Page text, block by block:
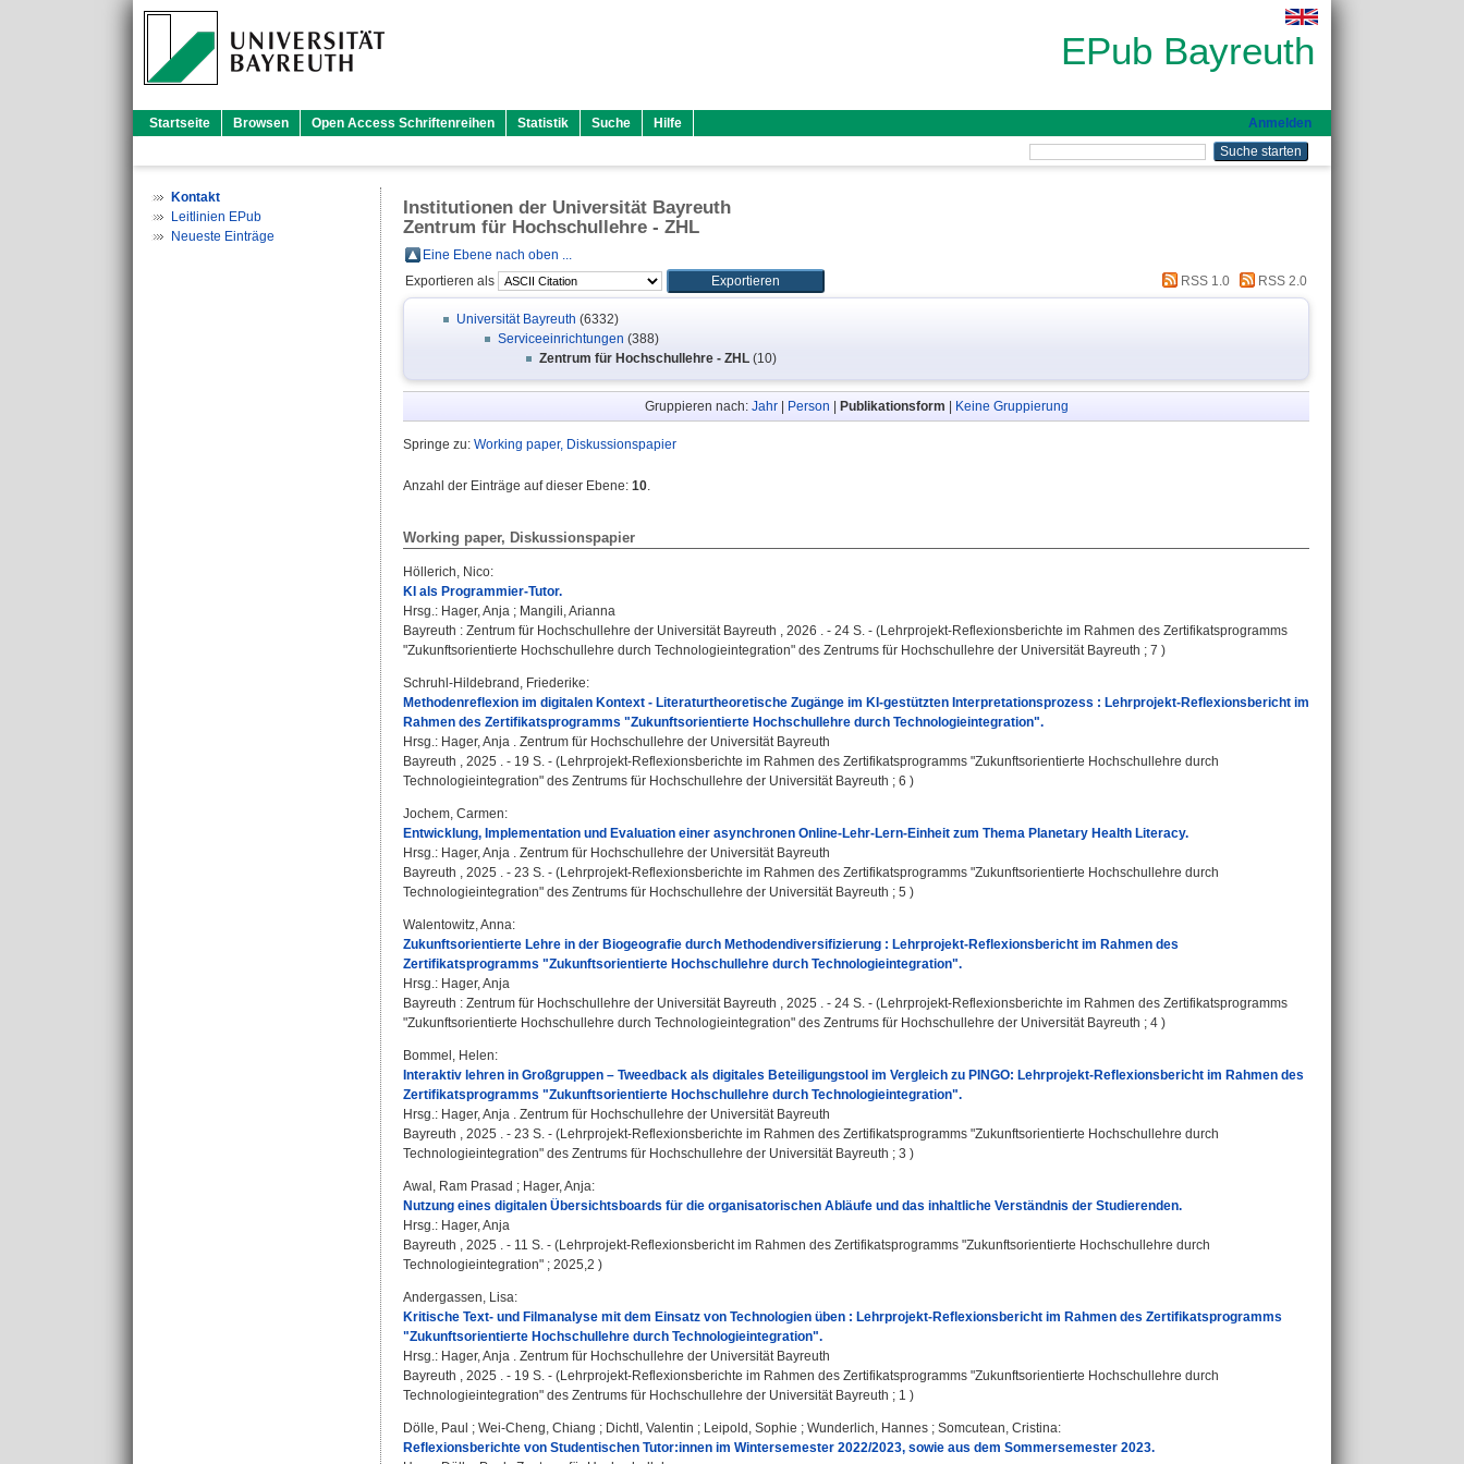
EPub Bayreuth
Startseite Browsen Open Access Schriftenreihen Statistik Suche Hilfe Anmelden
Kontakt
Leitlinien EPub
Neueste Einträge
Institutionen der Universität Bayreuth
Zentrum für Hochschullehre - ZHL
Eine Ebene nach oben ...
Exportieren als
RSS 1.0 RSS 2.0
Universität Bayreuth (6332)
Serviceeinrichtungen (388)
Zentrum für Hochschullehre - ZHL (10)
Gruppieren nach: Jahr| Person Publikationsform Keine Gruppierung
Springe zu: Working paper, Diskussionspapier
Anzahl der Einträge auf dieser Ebene: 10.
Working paper, Diskussionspapier
Höllerich, Nico:
KI als Programmier-Tutor.
Hrsg.: Hager, Anja ; Mangili, Arianna
Bayreuth : Zentrum für Hochschullehre der Universität Bayreuth , 2026 . - 24 S. - (Lehrprojekt-Reflexionsberichte im Rahmen des Zertifikatsprogramms
"Zukunftsorientierte Hochschullehre durch Technologieintegration" des Zentrums für Hochschullehre der Universität Bayreuth ; 7 )
Schruhl-Hildebrand, Friederike:
Methodenreflexion im digitalen Kontext - Literaturtheoretische Zugänge im KI-gestützten Interpretationsprozess : Lehrprojekt-Reflexionsbericht im
Rahmen des Zertifikatsprogramms "Zukunftsorientierte Hochschullehre durch Technologieintegration".
Hrsg.: Hager, Anja . Zentrum für Hochschullehre der Universität Bayreuth
Bayreuth , 2025 . - 19 S. - (Lehrprojekt-Reflexionsberichte im Rahmen des Zertifikatsprogramms "Zukunftsorientierte Hochschullehre durch
Technologieintegration" des Zentrums für Hochschullehre der Universität Bayreuth ; 6 )
Jochem, Carmen:
Entwicklung, Implementation und Evaluation einer asynchronen Online-Lehr-Lern-Einheit zum Thema Planetary Health Literacy.
Hrsg.: Hager, Anja . Zentrum für Hochschullehre der Universität Bayreuth
Bayreuth , 2025 . - 23 S. - (Lehrprojekt-Reflexionsberichte im Rahmen des Zertifikatsprogramms "Zukunftsorientierte Hochschullehre durch
Technologieintegration" des Zentrums für Hochschullehre der Universität Bayreuth ; 5 )
Walentowitz, Anna:
Zukunftsorientierte Lehre in der Biogeografie durch Methodendiversifizierung : Lehrprojekt-Reflexionsbericht im Rahmen des
Zertifikatsprogramms "Zukunftsorientierte Hochschullehre durch Technologieintegration".
Hrsg.: Hager, Anja
Bayreuth : Zentrum für Hochschullehre der Universität Bayreuth , 2025 . - 24 S. - (Lehrprojekt-Reflexionsberichte im Rahmen des Zertifikatsprogramms
"Zukunftsorientierte Hochschullehre durch Technologieintegration" des Zentrums für Hochschullehre der Universität Bayreuth ; 4 )
Bommel, Helen:
Interaktiv lehren in Großgruppen – Tweedback als digitales Beteiligungstool im Vergleich zu PINGO: Lehrprojekt-Reflexionsbericht im Rahmen des
Zertifikatsprogramms "Zukunftsorientierte Hochschullehre durch Technologieintegration".
Hrsg.: Hager, Anja . Zentrum für Hochschullehre der Universität Bayreuth
Bayreuth , 2025 . - 23 S. - (Lehrprojekt-Reflexionsberichte im Rahmen des Zertifikatsprogramms "Zukunftsorientierte Hochschullehre durch
Technologieintegration" des Zentrums für Hochschullehre der Universität Bayreuth ; 3 )
Awal, Ram Prasad ; Hager, Anja:
Nutzung eines digitalen Übersichtsboards für die organisatorischen Abläufe und das inhaltliche Verständnis der Studierenden.
Hrsg.: Hager, Anja
Bayreuth , 2025 . - 11 S. - (Lehrprojekt-Reflexionsbericht im Rahmen des Zertifikatsprogramms "Zukunftsorientierte Hochschullehre durch
Technologieintegration" ; 2025,2 )
Andergassen, Lisa:
Kritische Text- und Filmanalyse mit dem Einsatz von Technologien üben : Lehrprojekt-Reflexionsbericht im Rahmen des Zertifikatsprogramms
"Zukunftsorientierte Hochschullehre durch Technologieintegration".
Hrsg.: Hager, Anja . Zentrum für Hochschullehre der Universität Bayreuth
Bayreuth , 2025 . - 19 S. - (Lehrprojekt-Reflexionsberichte im Rahmen des Zertifikatsprogramms "Zukunftsorientierte Hochschullehre durch
Technologieintegration" des Zentrums für Hochschullehre der Universität Bayreuth ; 1 )
Dölle, Paul ; Wei-Cheng, Chiang ; Dichtl, Valentin ; Leipold, Sophie ; Wunderlich, Hannes ; Somcutean, Cristina:
Reflexionsberichte von Studentischen Tutor:innen im Wintersemester 2022/2023, sowie aus dem Sommersemester 2023.